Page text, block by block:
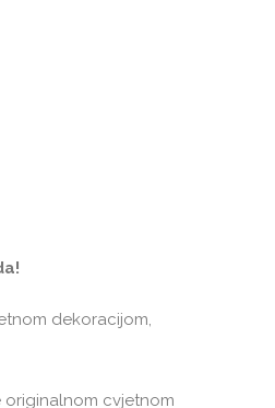
dekoracijom,
originalnom cvjetnom